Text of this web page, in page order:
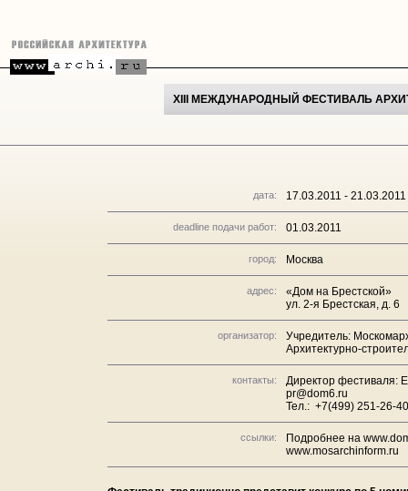
XIII МЕЖДУНАРОДНЫЙ ФЕСТИВАЛЬ
дата: 17.03.2011 - 21.03.2011
deadline подачи работ: 01.03.2011
город: Москва
адрес:
«Дом на Брестской»
ул. 2-я Брестская, д. 6
организатор:
Учредитель:
Архитектурно-
контакты:
Директор фестиваля:
pr@dom6.ru
Тел.: +7(499) 251-26-
ссылки:
Подробнее на
www.mosarchinform.ru